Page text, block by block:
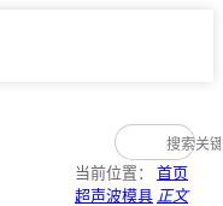
当前位置： 首页
超声波模具 正文